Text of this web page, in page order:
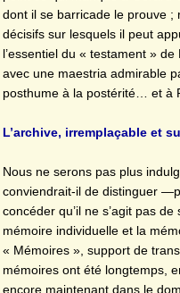
dont il se barricade le prouve ;
décisifs sur lesquels il peut
l’essentiel du « testament »
avec une maestria admirable
posthume à la postérité… et à
L’archive, irremplaçable et
Nous ne serons pas plus
conviendrait-il de distinguer
concéder qu’il ne s’agit pas
mémoire individuelle et la
« Mémoires », support de
mémoires ont été longtemps,
encore maintenant dans le